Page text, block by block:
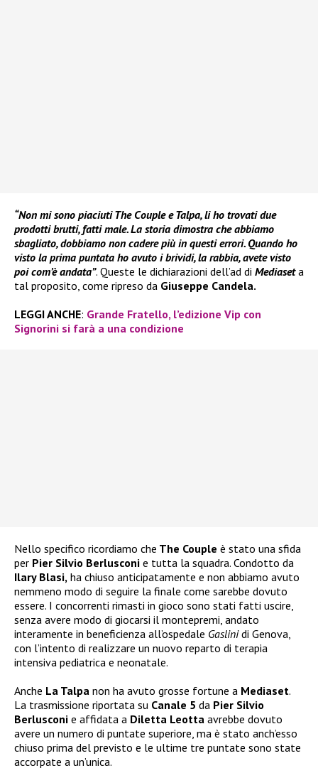
“Non mi sono piaciuti The Couple e Talpa, li ho trovati due
prodotti brutti, fatti male. La storia dimostra che abbiamo
sbagliato, dobbiamo non cadere più in questi errori. Quando ho
visto la prima puntata ho avuto i brividi, la rabbia, avete visto
poi com’è andata”. Queste le dichiarazioni dell’ad di Mediaseta
tal proposito, come ripreso da Giuseppe Candela.
LEGGI ANCHE: Grande Fratello, l’edizione Vip con
Signorini si farà a una condizione
Nello specifico ricordiamo che The Couple è stato una sfida
per Pier Silvio Berlusconi e tutta la squadra. Condotto da
Ilary Blasi, ha chiuso anticipatamente e non abbiamo avuto
nemmeno modo di seguire la finale come sarebbe dovuto
essere. I concorrenti rimasti in gioco sono stati fatti uscire,
senza avere modo di giocarsi il montepremi, andato
interamente in beneficienza all’ospedale Gaslinidi Genova,
con l’intento di realizzare un nuovo reparto di terapia
intensiva pediatrica e neonatale.
Anche La Talpa non ha avuto grosse fortune a Mediaset.
La trasmissione riportata su Canale 5 da Pier Silvio
Berlusconi e affidata a Diletta Leotta avrebbe dovuto
avere un numero di puntate superiore, ma è stato anch’esso
chiuso prima del previsto e le ultime tre puntate sono state
accorpate a un’unica.